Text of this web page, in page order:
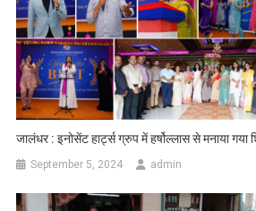
जालंधर : इनोसेंट हार्ट्स ग्रुप में हर्षोल्लास से मनाया गया
September 5, 2024 admin